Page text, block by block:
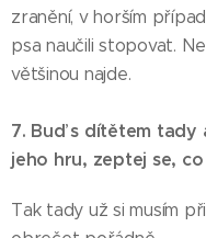
zranění, v horším
psa naučili stopovat.
většinou najde.
7. Buď s dítětem tady
jeho hru, zeptej se,
Tak tady už si musím